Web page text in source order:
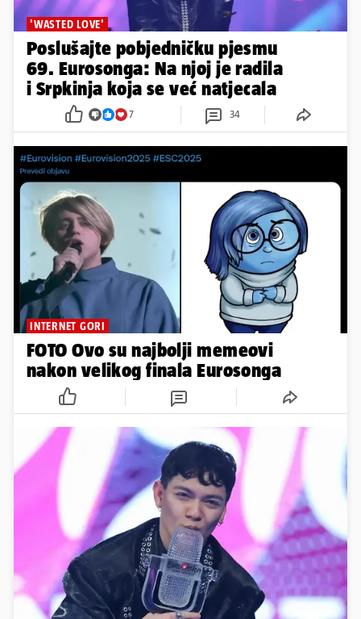
'WASTED LOVE'
Poslušajte pobjedničku pjesmu
69. Eurosonga: Na njoj je radila
i Srpkinja koja se već natjecala
7 34
INTERNET GORI
FOTO Ovo su najbolji memeovi
nakon velikog finala Eurosonga